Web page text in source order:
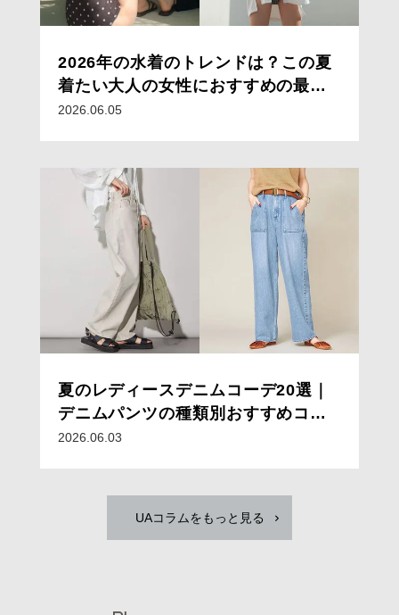
2026年の水着のトレンドは？この夏
着たい大人の女性におすすめの最新
水着
2026.06.05
夏のレディースデニムコーデ20選｜
デニムパンツの種類別おすすめコー
デと着こなしのコツ
2026.06.03
UAコラムをもっと見る